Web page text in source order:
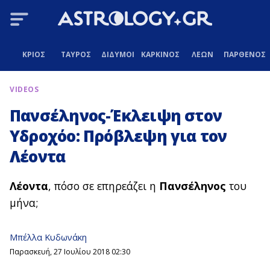
ΚΡΙΟΣ ΤΑΥΡΟΣ ΔΙΔΥΜΟΙ ΚΑΡΚΙΝΟΣ ΛΕΩΝ ΠΑΡΘΕΝΟΣ
VIDEOS
Πανσέληνος-Έκλειψη στον
Υδροχόο: Πρόβλεψη για τον
Λέοντα
Λέοντα, πόσο σε επηρεάζει η Πανσέληνος του
μήνα;
Μπέλλα Κυδωνάκη
Παρασκευή, 27 Ιουλίου 2018 02:30